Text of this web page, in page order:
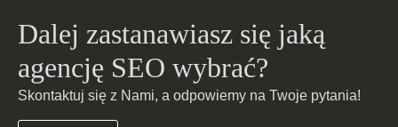
Dalej zastanawiasz się jaką
agencję SEO wybrać?
Skontaktuj się z Nami, a odpowiemy na Twoje pytania!